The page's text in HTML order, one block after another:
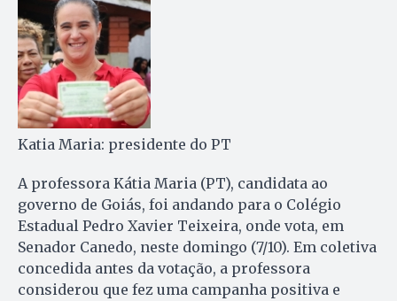
Katia Maria: presidente do PT
A professora Kátia Maria (PT), candidata ao
governo de Goiás, foi andando para o Colégio
Estadual Pedro Xavier Teixeira, onde vota, em
Senador Canedo, neste domingo (7/10). Em coletiva
concedida antes da votação, a professora
considerou que fez uma campanha positiva e